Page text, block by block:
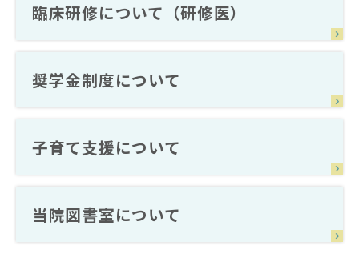
臨床研修について（研修医）
奨学金制度について
子育て支援について
当院図書室について